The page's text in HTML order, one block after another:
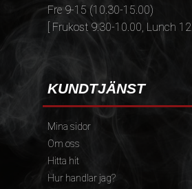
Fre 9-15 (10.30-15.00)
[ Frukost 9.30-10.00, Lunch
KUNDTJÄNST
Mina sidor
Om oss
Hitta hit
Hur handlar jag?